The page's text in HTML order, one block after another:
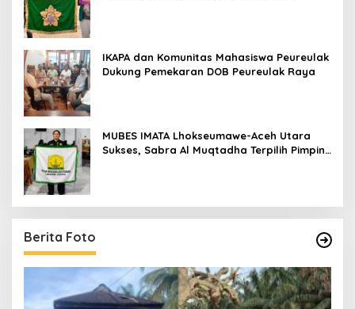
IKAPA dan Komunitas Mahasiswa Peureulak
Dukung Pemekaran DOB Peureulak Raya
MUBES IMATA Lhokseumawe-Aceh Utara
Sukses, Sabra Al Muqtadha Terpilih Pimpin
Berita Foto